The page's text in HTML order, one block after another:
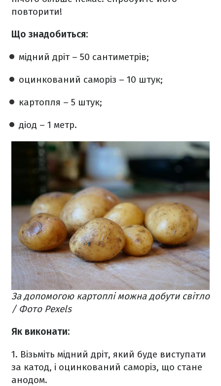
повторити!
Що знадобиться:
мідний дріт – 50 сантиметрів;
оцинкований саморіз – 10 штук;
картопля – 5 штук;
діод – 1 метр.
За допомогою картоплі можна добути світло
/ Фото Pexels
Як виконати:
1. Візьміть мідний дріт, який буде виступати
за катод, і оцинкований саморіз, що стане
анодом.